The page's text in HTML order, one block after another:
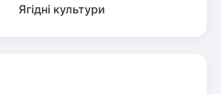
Ягідні культури